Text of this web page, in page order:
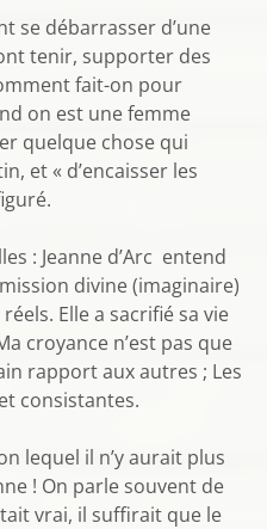
se débarrasser d’une
tenir, supporter des
fait-on pour
on est une femme
quelque chose qui
et « d’encaisser les
: Jeanne d’Arc entend
divine (imaginaire)
Elle a sacrifié sa vie
croyance n’est pas que
rapport aux autres ; Les
consistantes.
lequel il n’y aurait plus
! On parle souvent de
vrai, il suffirait que le